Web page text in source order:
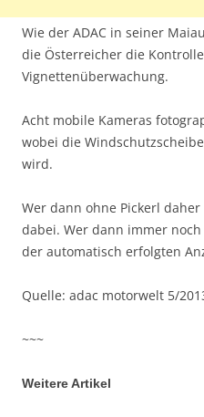
Wie der ADAC in seiner
die Österreicher die
Vignettenüberwachung.
Acht mobile Kameras
wobei die
wird.
Wer dann ohne Pickerl
dabei. Wer dann immer
der automatisch erfolgten
Quelle: adac motorwelt 5/
~~~
Weitere Artikel